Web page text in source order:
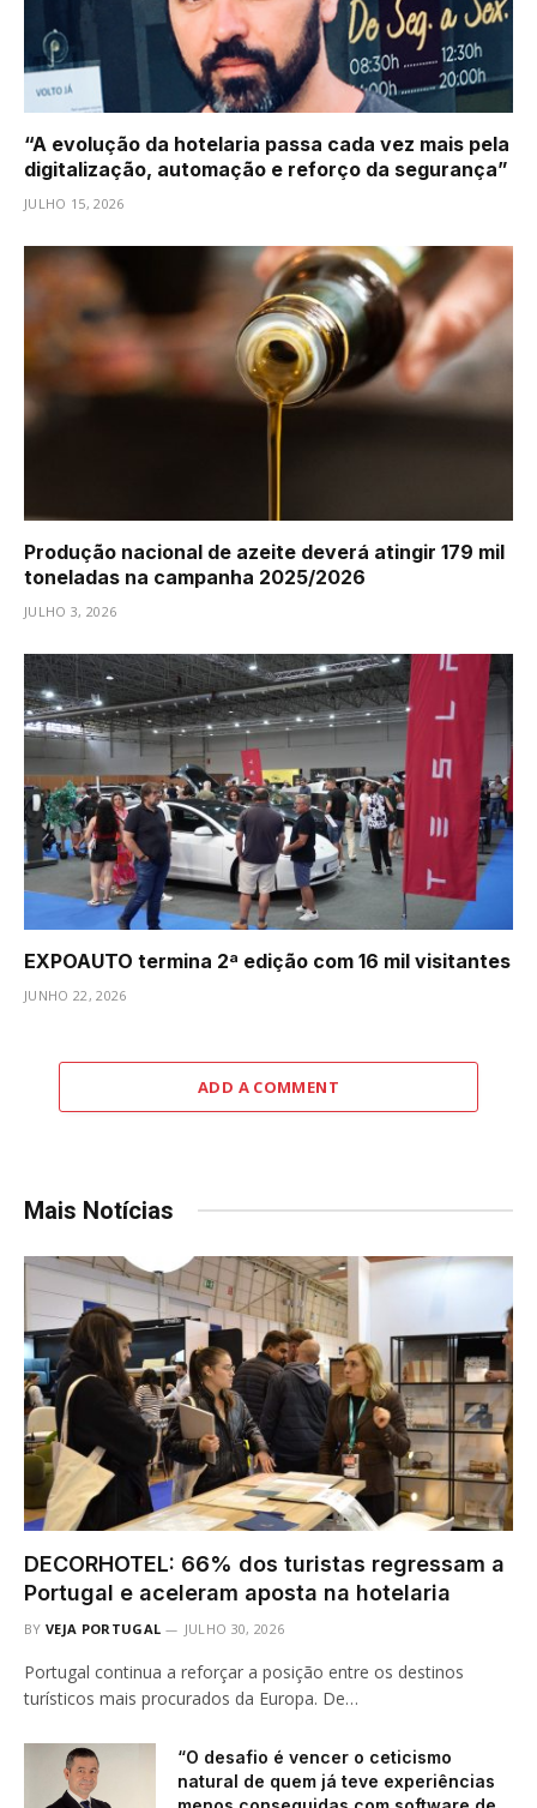
“A evolução da hotelaria passa cada vez mais pela
digitalização, automação e reforço da segurança”
JULHO 15, 2026
Produção nacional de azeite deverá atingir 179 mil
toneladas na campanha 2025/2026
JULHO 3, 2026
EXPOAUTO termina 2ª edição com 16 mil visitantes
JUNHO 22, 2026
ADD A COMMENT
Mais Notícias
DECORHOTEL: 66% dos turistas regressam a
Portugal e aceleram aposta na hotelaria
BY VEJA PORTUGAL JULHO 30, 2026
Portugal continua a reforçar a posição entre os destinos
turísticos mais procurados da Europa. De…
“O desafio é vencer o ceticismo
natural de quem já teve experiências